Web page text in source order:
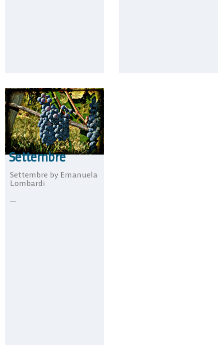
Settembre
Settembre by Emanuela
Lombardi
...